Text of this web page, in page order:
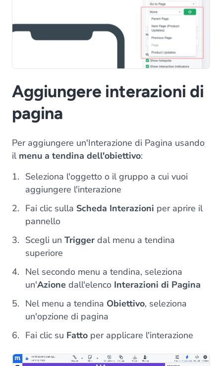
Aggiungere interazioni di
pagina
Per aggiungere un'Interazione di Pagina usando
il menu a tendina dell'obiettivo:
Seleziona l'oggetto o il gruppo a cui vuoi
aggiungere l'interazione
Fai clic sulla Scheda Interazioni per aprire il
pannello
Scegli un Trigger dal menu a tendina
superiore
Nel secondo menu a tendina, seleziona
un'Azione dall'elenco Interazioni di Pagina
Nel menu a tendina Obiettivo, seleziona
un'opzione di pagina
Fai clic su Fatto per applicare l'interazione